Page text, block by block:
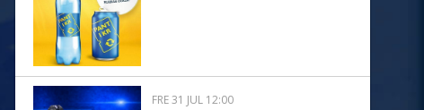
FRE 31 JUL 12:00